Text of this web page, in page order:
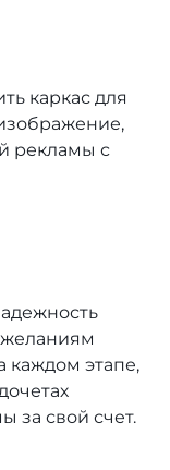
каркас для
рекламы с
каждом этапе,
за свой счет.